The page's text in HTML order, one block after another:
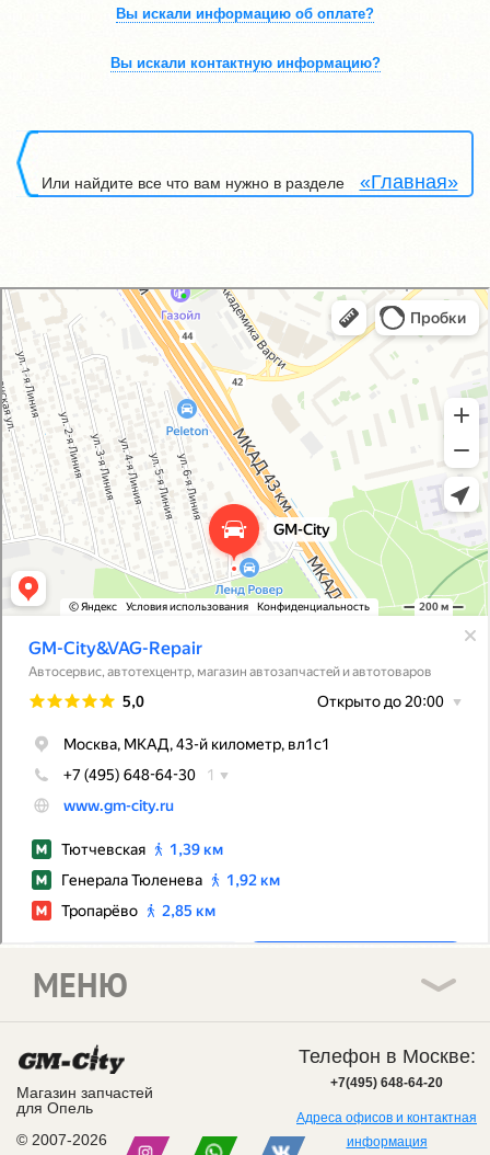
Вы искали информацию об оплате?
Вы искали контактную информацию?
Или найдите все что вам нужно в разделе «Главная»
GM-City&VAG-Repair
Автосервис, автотехцентр в Москве
Магазин автозапчастей и автотоваров в Москве
Магазин запчастей
для Опель
© 2007-2026
МЕНЮ
Телефон в Москве:
+7(495) 648-64-20
Адреса офисов и контактная
информация